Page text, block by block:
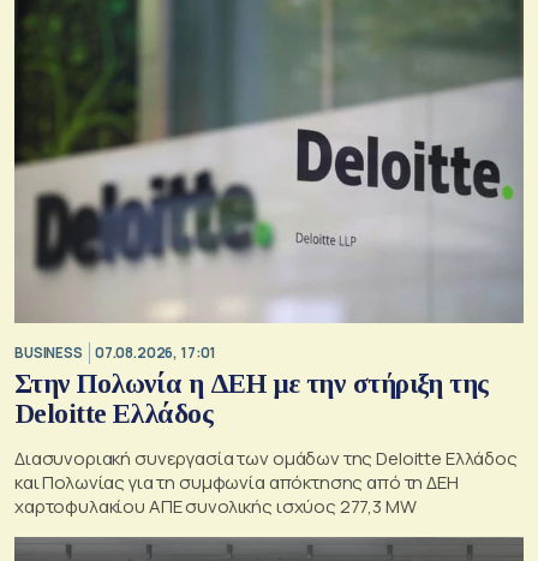
BUSINESS 07.08.2026, 17:01
Στην Πολωνία η ΔΕΗ με την στήριξη της
Deloitte Ελλάδος
Διασυνοριακή συνεργασία των ομάδων της Deloitte Ελλάδος
και Πολωνίας για τη συμφωνία απόκτησης από τη ΔΕΗ
χαρτοφυλακίου ΑΠΕ συνολικής ισχύος 277,3 MW